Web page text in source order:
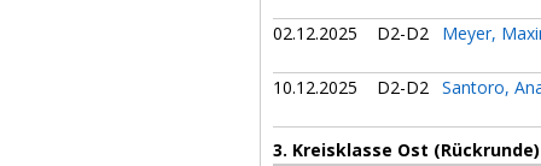
02.12.2025 D2-D2 Meyer,
10.12.2025 D2-D2 Santoro,
3. Kreisklasse Ost (Rückrunde)